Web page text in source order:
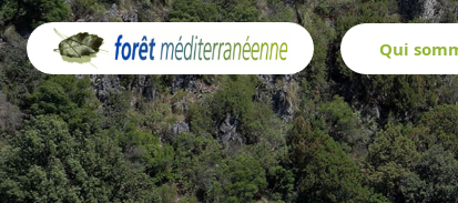
Qui
Panneau de gestion des cookies